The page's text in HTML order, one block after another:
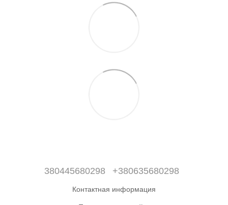
380445680298 +380635680298
Контактная информация